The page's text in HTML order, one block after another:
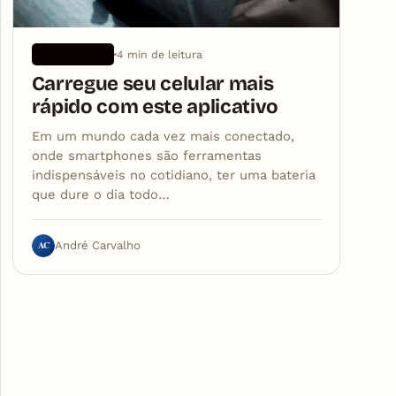
4 min de leitura
Carregue seu celular mais
rápido com este aplicativo
Em um mundo cada vez mais conectado,
onde smartphones são ferramentas
indispensáveis no cotidiano, ter uma bateria
que dure o dia todo…
AC André Carvalho